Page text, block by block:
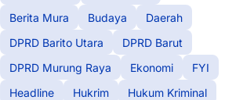
Berita Mura
Budaya
Daerah
DPRD Barito Utara
DPRD Barut
DPRD Murung Raya
Ekonomi
FYI
Headline
Hukrim
Hukum Kriminal